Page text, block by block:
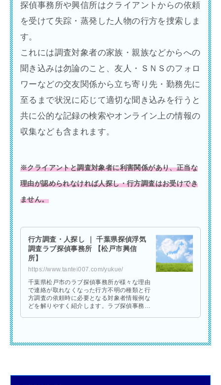
探偵事務所や興信所はクライアントからの依頼
を受けて失踪・蒸発した人物の行方を捜索しま
す。
これには調査対象者の家族・親族などからへの
聞き込みは勿論のこと、友人・ＳＮＳのフォロ
ワーなどの交友関係から立ち寄り先・勤務先に
至るまで状況に応じて適切な聞き込みを行うと
共に公的な記録の検索やオンライン上の情報の
収集なども含まれます。
※クライアントと調査対象者に利害関係があり、正当な
理由が認められなければ人探し・行方調査はお受けでき
ません。
行方調査・人探し ｜ 千葉県探偵浮気
調査ラブ探偵事務所 【松戸市興信
所】
https://www.tantei007.com/yukue/
千葉県松戸市のラブ探偵事務所が様々な理由
で連絡が取れなくなった行方不明の種類と行
方調査の依頼時に必要となる対象者情報例な
どを解りやすく紹介します。ラブ探偵事務所